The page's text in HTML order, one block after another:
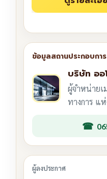
บริษัท ออ
ผู้จำหน่ายเ
ทางการ แ